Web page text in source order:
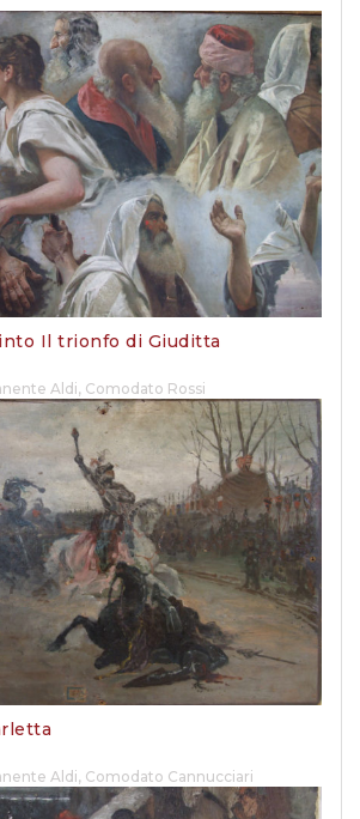
Il trionfo di Giuditta
Aldi, Comodato Rossi
Aldi, Comodato Cannucciari